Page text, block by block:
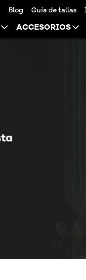
Blog Guía de tallas
ACCESORIOS